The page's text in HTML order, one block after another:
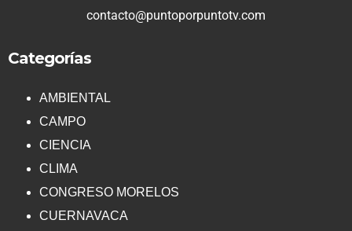
contacto@puntoporpuntotv.com
Categorías
AMBIENTAL
CAMPO
CIENCIA
CLIMA
CONGRESO MORELOS
CUERNAVACA